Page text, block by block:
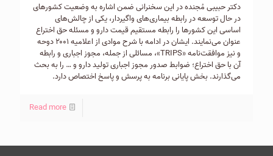
دکتر حبیبی مُجنده در این سخنرانی ضمن اشاره به وضعیت کشورهای
در حال توسعه در رابطه بیماری‌های واگیردار، یکی از چالش‌های
اساسی این کشورها را رابطه مستقیم قیمت دارو و مسئله حق اختراع
عنوان می‌نمایند. ایشان در ادامه با شرح موادی از اعلامیه ۲۰۰۱ دوحه
و نیز موافقت‌نامه «TRIPS»، مسائلی از جمله، مجوز اجباری و رابطه
آن با حق اختراع؛ ضوابط صدور مجوز اجباری تولید دارو و … را به بحث
می‌گذارند. بخش پایانی برنامه به پرسش و پاسخ اختصاص دارد.
Read more